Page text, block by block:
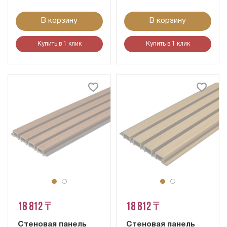
В корзину
Купить в 1 клик
В корзину
Купить в 1 клик
18 812 ₸
Стеновая панель
18 812 ₸
Стеновая панель